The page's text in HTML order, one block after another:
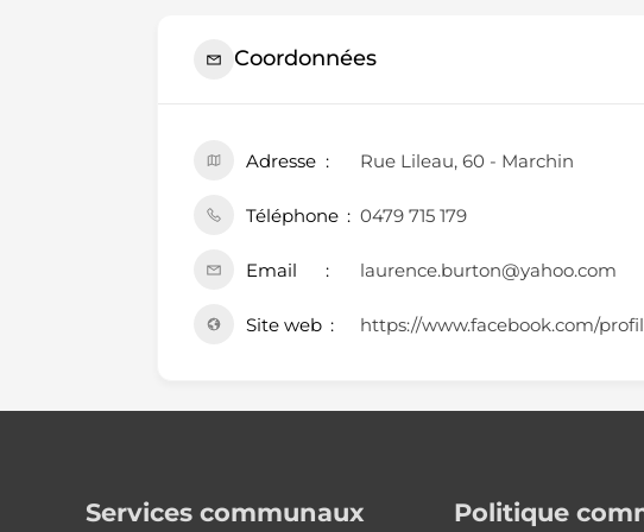
Coordonnées
Adresse Rue Lileau, 60 - Marchin
Téléphone 0479 715 179
Email laurence.burton@yahoo.com
Site web https://www.facebook.com/
Services communaux Politique